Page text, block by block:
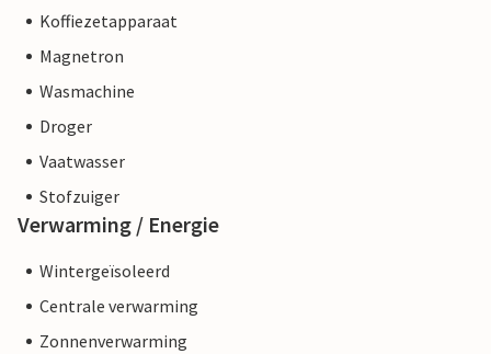
Koffiezetapparaat
Magnetron
Wasmachine
Droger
Vaatwasser
Stofzuiger
Verwarming / Energie
Wintergeïsoleerd
Centrale verwarming
Zonnenverwarming